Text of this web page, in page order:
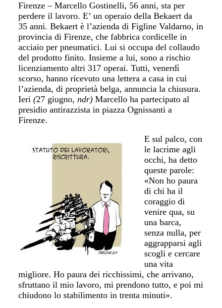
Firenze – Marcello Gostinelli, 56 anni, sta per
perdere il lavoro. E’ un operaio della Bekaert da
35 anni. Bekaert è l’azienda di Figline Valdarno, in
provincia di Firenze, che fabbrica cordicelle in
acciaio per pneumatici. Lui si occupa del collaudo
del prodotto finito. Insieme a lui, sono a rischio
licenziamento altri 317 operai. Tutti, venerdì
scorso, hanno ricevuto una lettera a casa in cui
l’azienda, di proprietà belga, annuncia la chiusura.
Ieri(27 giugno, ndr)Marcello ha partecipato al
presidio antirazzista in piazza Ognissanti a
Firenze.
E sul palco, con
le lacrime agli
occhi, ha detto
queste parole:
«Non ho paura
di chi ha il
coraggio di
venire qua, su
una barca,
senza nulla, per
aggrapparsi agli
scogli e cercare
una vita
migliore. Ho paura dei ricchissimi, che arrivano,
sfruttano il mio lavoro, mi prendono tutto, e poi mi
chiudono lo stabilimento in trenta minuti».